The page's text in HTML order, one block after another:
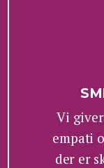
Vi
empati
der er